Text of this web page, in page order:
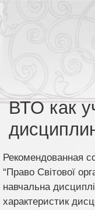
ВТО как
Рекомендованная
“Право Світової
навчальна
характеристик